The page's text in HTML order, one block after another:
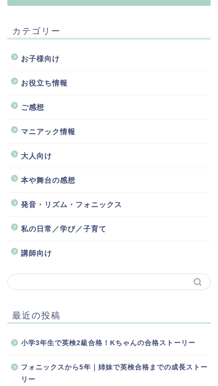
カテゴリー
お子様向け
お役立ち情報
ご感想
マニアック情報
大人向け
本や舞台の感想
発音・リズム・フォニックス
私の日常／学び／子育て
講師向け
最近の投稿
小学3年生で英検2級合格！Kちゃんの合格ストーリー
フォニックスから5年｜姉妹で英検合格までの成長ストー
リー